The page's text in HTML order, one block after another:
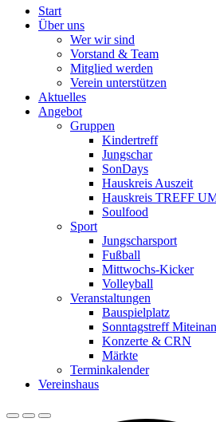
Start
Über uns
Wer wir sind
Vorstand & Team
Mitglied werden
Verein unterstützen
Aktuelles
Angebot
Gruppen
Kindertreff
Jungschar
SonDays
Hauskreis Auszeit
Hauskreis TREFF
Soulfood
Sport
Jungscharsport
Fußball
Mittwochs-Kicker
Volleyball
Veranstaltungen
Bauspielplatz
Sonntagstreff
Konzerte & CRN
Märkte
Terminkalender
Vereinshaus